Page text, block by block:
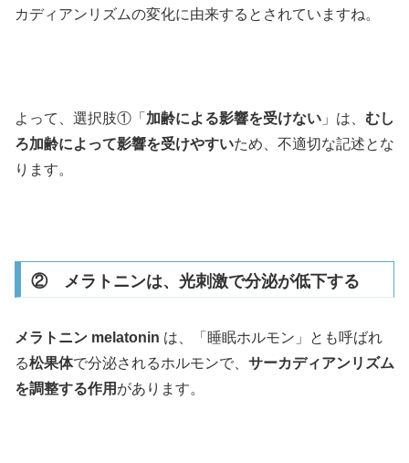
カディアンリズムの変化に由来するとされていますね。
よって、選択肢①「 加齢による影響を受けない 」は、 むし
ろ加齢によって影響を受けやすいため、不適切な記述とな
ります。
② メラトニンは、光刺激で分泌が低下する
メラトニン melatonin は、「睡眠ホルモン」とも呼ばれ
る松果体で分泌されるホルモンで、 サーカディアンリズム
を調整する作用 があります。